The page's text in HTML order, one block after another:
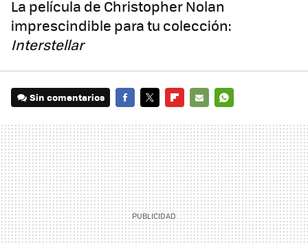
La película de Christopher Nolan
imprescindible para tu colección:
Interstellar
Sin comentarios
MAIL